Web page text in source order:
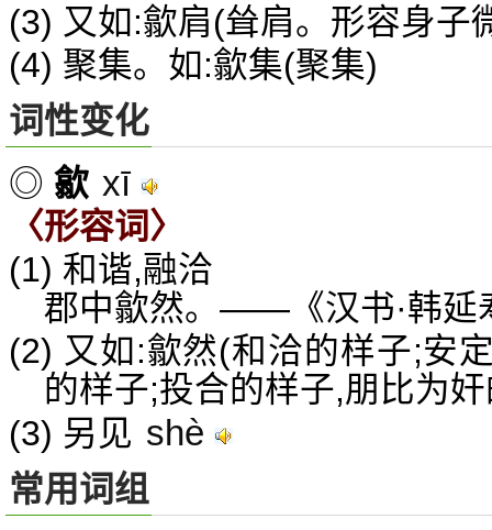
(3) 又如:歙肩(耸肩。形容身子
(4) 聚集。如:歙集(聚集)
词性变化
◎ 歙 xī
〈形容词〉
(1) 和谐,融洽
郡中歙然。——《汉书·韩延
(2) 又如:歙然(和洽的样子;安
的样子;投合的样子,朋比为
(3) 另见 shè
常用词组